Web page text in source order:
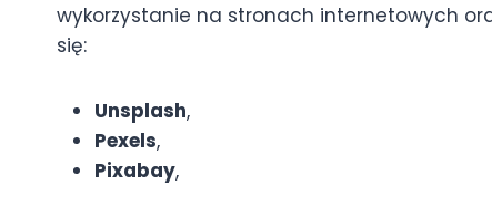
wykorzystanie na stronach internetowych
się:
Unsplash,
Pexels,
Pixabay,